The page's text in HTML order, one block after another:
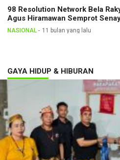
98 Resolution Network Bela
Agus Hiramawan Semprot
NASIONAL 11 bulan yang lalu
GAYA HIDUP & HIBURAN